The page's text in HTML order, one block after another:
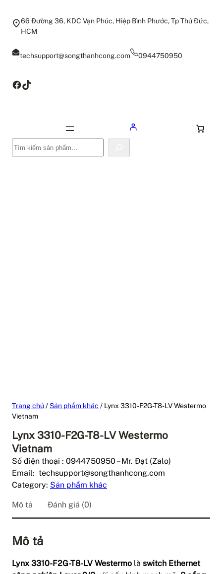
66 Đường 36, KDC Vạn Phúc, Hiệp Bình Phước, Tp Thủ Đức,
HCM
techsupport@songthanhcong.com 0944750950
Facebook
TikTok
Tìm
kiếm
Trang chủ / Sản phẩm khác / Lynx 3310-F2G-T8-LV Westermo
Vietnam
Lynx 3310-F2G-T8-LV Westermo
Vietnam
Số điện thoại : 0944750950 – Mr. Đạt (Zalo)
Email: techsupport@songthanhcong.com
Category: Sản phẩm khác
Mô tả Đánh giá (0)
Mô tả
Lynx 3310-F2G-T8-LV Westermo là switch Ethernet